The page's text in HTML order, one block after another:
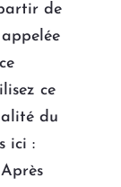
de
ce
du
ici :